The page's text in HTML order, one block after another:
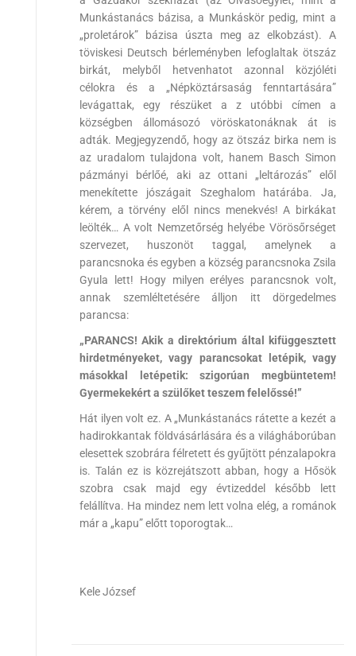
Munkástanács bázisa, a Munkáskör pedig, mint a
„proletárok” bázisa úszta meg az elkobzást). A
töviskesi Deutsch bérleményben lefoglaltak ötszáz
birkát, melyből hetvenhatot azonnal közjóléti
célokra és a „Népköztársaság fenntartására”
levágattak, egy részüket a z utóbbi címen a
községben állomásozó vöröskatonáknak át is
adták. Megjegyzendő, hogy az ötszáz birka nem is
az uradalom tulajdona volt, hanem Basch Simon
pázmányi bérlőé, aki az ottani „leltározás” elől
menekítette jószágait Szeghalom határába. Ja,
kérem, a törvény elől nincs menekvés! A birkákat
leölték… A volt Nemzetőrség helyébe Vörösőrséget
szervezet, huszonöt taggal, amelynek a
parancsnoka és egyben a község parancsnoka Zsila
Gyula lett! Hogy milyen erélyes parancsnok volt,
annak szemléltetésére álljon itt dörgedelmes
parancsa:
„PARANCS! Akik a direktórium által kifüggesztett
hirdetményeket, vagy parancsokat letépik, vagy
másokkal letépetik: szigorúan megbüntetem!
Gyermekekért a szülőket teszem felelőssé!”
Hát ilyen volt ez. A „Munkástanács rátette a kezét a
hadirokkantak földvásárlására és a világháborúban
elesettek szobrára félretett és gyűjtött pénzalapokra
is. Talán ez is közrejátszott abban, hogy a Hősök
szobra csak majd egy évtizeddel később lett
felállítva. Ha mindez nem lett volna elég, a románok
már a „kapu” előtt toporogtak…
Kele József